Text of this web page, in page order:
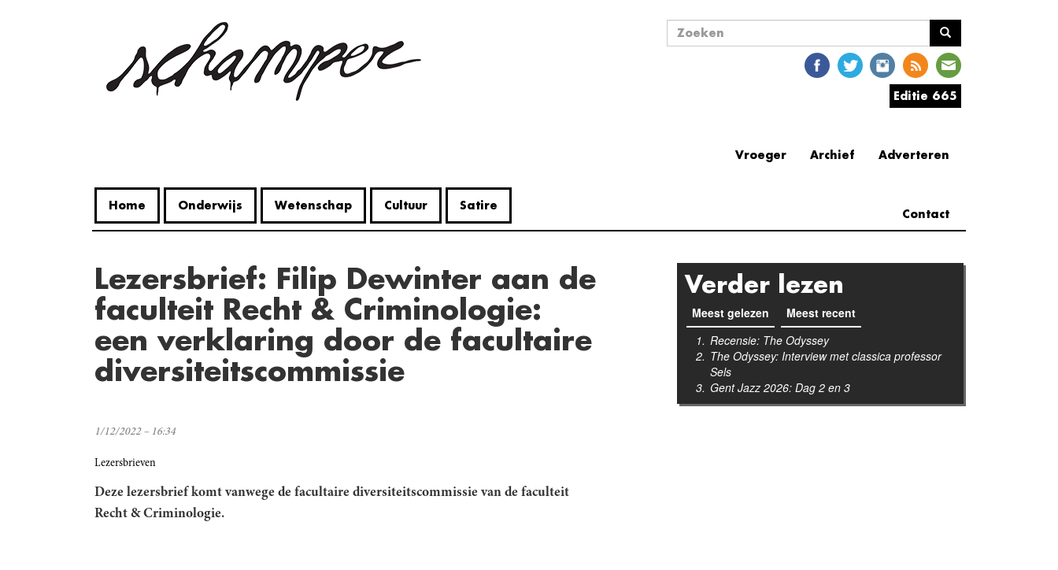
Home Onderwijs Wetenschap Cultuur Satire
Zoekveld
Editie 665
Adverteren
Archief
Vroeger
Contact
Lezersbrief: Filip Dewinter aan de
faculteit Recht & Criminologie:
een verklaring door de facultaire
diversiteitscommissie
1/12/2022 – 16:34
Lezersbrieven
Deze lezersbrief komt vanwege de facultaire diversiteitscommissie van de faculteit
Recht & Criminologie.
Verder lezen
Meest gelezen (actieve tabblad)
Meest recent
Recensie: The Odyssey
The Odyssey: Interview met classica professor
Sels
Gent Jazz 2026: Dag 2 en 3